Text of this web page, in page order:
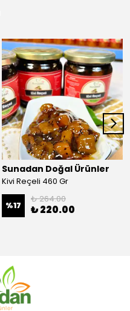
Sunadan Doğal Ürünler
Kivi Reçeli 460 Gr
%17
₺ 264.00
₺ 220.00